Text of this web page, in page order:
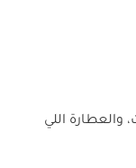
والعطارة اللي